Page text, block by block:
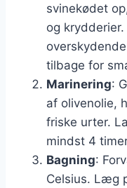
svinekødet
og
tilbage for
Marinering:
af olivenolie,
friske urter.
mindst 4
Bagning:
Celsius. Læg